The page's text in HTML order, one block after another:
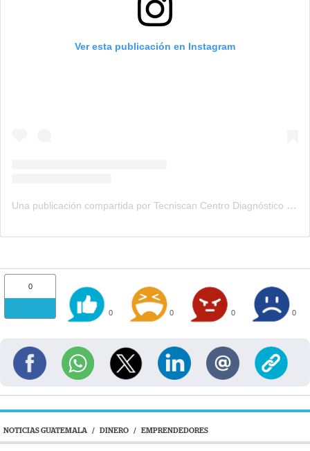
Ver esta publicación en Instagram
Una publicación compartida por Tecniscan Centro Diagnóstico (@tecniscan)
0
0 0 0 0
NOTICIAS GUATEMALA / DINERO / EMPRENDEDORES